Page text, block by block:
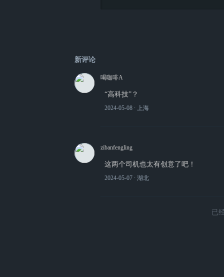
新评论
喝咖啡A
“高科技”？
2024-05-08 ∙ 上海
zibanfengling
这两个司机也太有创意了吧！
2024-05-07 ∙ 湖北
已